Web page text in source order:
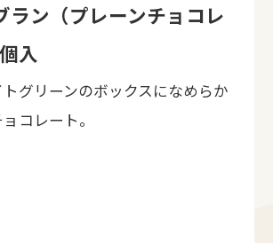
ラン（プレーンチョコレ
入
グリーンのボックスになめらか
コレート。